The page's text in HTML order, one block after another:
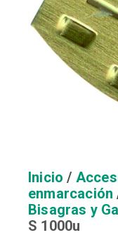
Inicio /
enmarcación
Bisagras y
S 1000u